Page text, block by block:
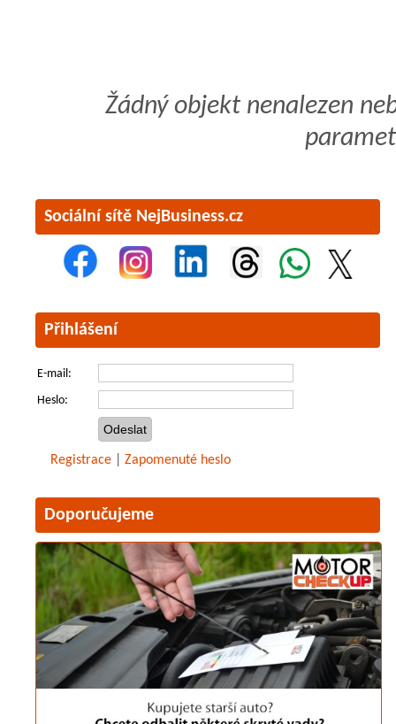
Žádný objekt nenalezen
Sociální sítě NejBusiness.cz
Přihlášení
E-mail:
Heslo:
Registrace Zapomenuté heslo
Doporučujeme